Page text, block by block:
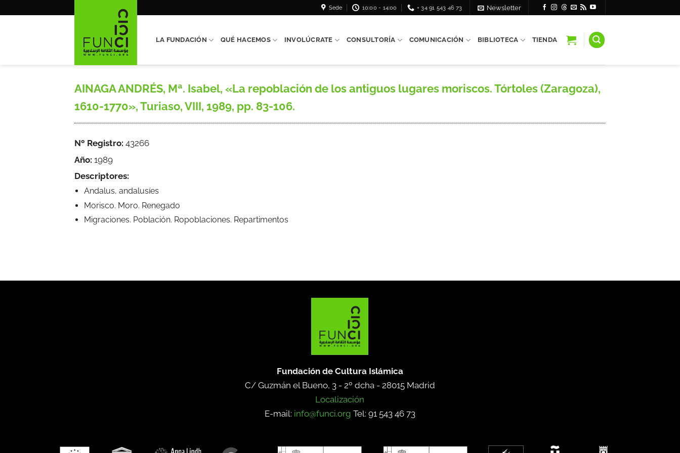
Sede 10:00 - 14:00 + 34 91 543 46 73 Newsletter
LA FUNDACIÓN QUÉ HACEMOS INVOLÚCRATE CONSULTORÍA COMUNICACIÓN BIBLIOTECA TIENDA
AINAGA ANDRÉS, Mª. Isabel, «La repoblación de los antiguos lugares moriscos. Tórtoles (Zaragoza),
1610-1770», Turiaso, VIII, 1989, pp. 83-106.
Nº Registro: 43266
Año: 1989
Descriptores:
Andalus, andalusíes
Morisco. Moro. Renegado
Migraciones. Población. Ropoblaciones. Repartimentos
Fundación de Cultura Islámica
C/ Guzmán el Bueno, 3 - 2º dcha - 28015 Madrid
Localización
E-mail: info@funci.org Tel: 91 543 46 73